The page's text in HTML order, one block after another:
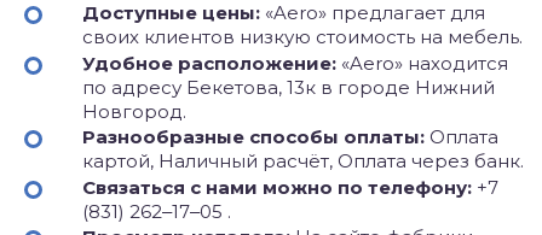
Доступные цены: «Aero» предлагает для
своих клиентов низкую стоимость на мебель.
Удобное расположение: «Aero» находится
по адресу Бекетова, 13к в городе Нижний
Новгород.
Разнообразные способы оплаты: Оплата
картой, Наличный расчёт, Оплата через банк.
Связаться с нами можно по телефону: +7
(831) 262‒17‒05 .